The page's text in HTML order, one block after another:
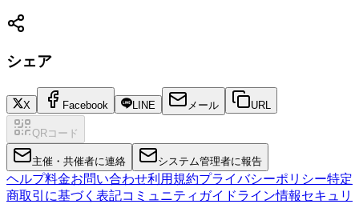
シェア
X Facebook LINE メール URL
QRコード
主催・共催者に連絡 システム管理者に報告
ヘルプ料金お問い合わせ利用規約プライバシーポリシー特定
商取引に基づく表記コミュニティガイドライン情報セキュリ